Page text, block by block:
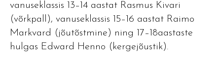
vanuseklassis 13–14 aastat Rasmus Kivari
(võrkpall), vanuseklassis 15–16 aastat Raimo
Markvard (jõutõstmine) ning 17–18aastaste
hulgas Edward Henno (kergejõustik).